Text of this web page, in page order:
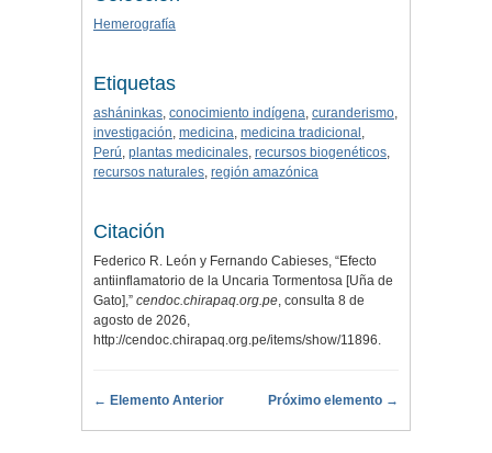
Hemerografía
Etiquetas
asháninkas, conocimiento indígena, curanderismo,
investigación, medicina, medicina tradicional ,
Perú, plantas medicinales, recursos biogenéticos,
recursos naturales, región amazónica
Citación
Federico R. León y Fernando Cabieses, “Efecto
antiinflamatorio de la Uncaria Tormentosa [Uña de
Gato],” cendoc.chirapaq.org.pe, consulta 8 de
agosto de 2026,
http://cendoc.chirapaq.org.pe/items/show/11896.
← Elemento Anterior Próximo elemento →